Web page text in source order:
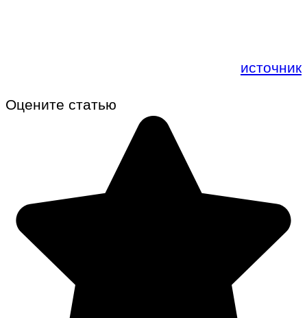
источник
Оцените статью